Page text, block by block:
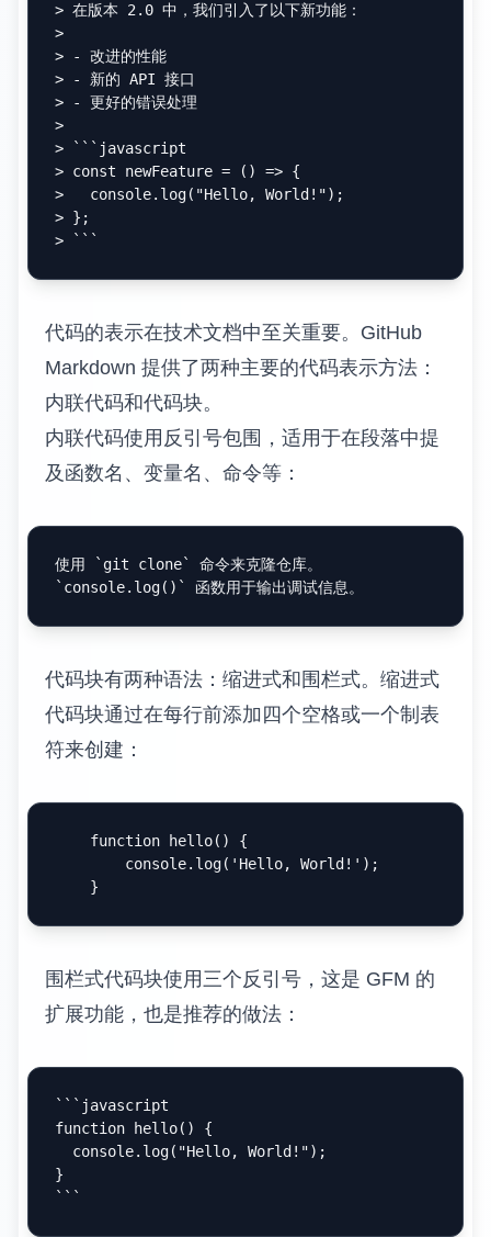
> 在版本 2.0 中，我们引入了以下新功能：
>
> - 改进的性能
> - 新的 API 接口
> - 更好的错误处理
>
> ```javascript
> const newFeature = () => {
>   console.log("Hello, World!");
> };
> ```
代码的表示在技术文档中至关重要。GitHub
Markdown 提供了两种主要的代码表示方法：
内联代码和代码块。
内联代码使用反引号包围，适用于在段落中提
及函数名、变量名、命令等：
使用 `git clone`
`console.log()`
代码块有两种语法：缩进式和围栏式。缩进式
代码块通过在每行前添加四个空格或一个制表
符来创建：
    function hello() {
        console.log('Hello, World!');
围栏式代码块使用三个反引号，这是 GFM 的
扩展功能，也是推荐的做法：
```javascript
function hello() {
  console.log("Hello, World!");
}
```